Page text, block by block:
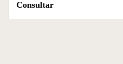
Consultar